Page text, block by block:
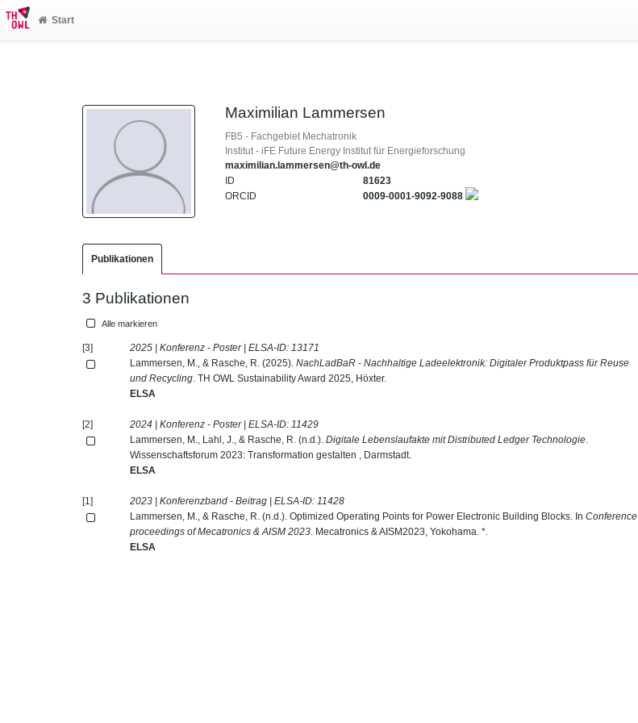
Start
Maximilian Lammersen
FB5 - Fachgebiet Mechatronik
Institut - iFE Future Energy Institut für Energieforschung
maximilian.lammersen@th-owl.de
ID
81623
ORCID
0009-0001-9092-9088
Publikationen
3 Publikationen
Alle markieren
[3] 2025 | Konferenz - Poster | ELSA-ID: 13171
Lammersen, M., & Rasche, R. (2025).NachLadBaR - Nachhaltige Ladeelektronik: Digitaler Produktpass für Reuse
und Recycling . TH OWL Sustainability Award 2025, Höxter.
ELSA
[2] 2024 | Konferenz - Poster | ELSA-ID: 11429
Lammersen, M., Lahl, J., & Rasche, R. (n.d.).Digitale Lebenslaufakte mit Distributed Ledger Technologie
Wissenschaftsforum 2023: Transformation gestalten , Darmstadt.
ELSA
[1] 2023 | Konferenzband - Beitrag | ELSA-ID: 11428
Lammersen, M., & Rasche, R. (n.d.). Optimized Operating Points for Power Electronic Building Blocks. InConference
proceedings of Mecatronics & AISM 2023 . Mecatronics & AISM2023, Yokohama. *.
ELSA